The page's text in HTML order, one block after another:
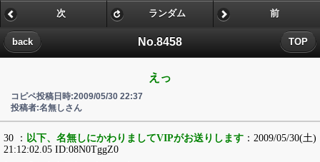
No.8458
back TOP
次 ランダム 前
えっ
コピペ投稿日時:2009/05/30 22:37
投稿者:名無しさん
30 ： 以下、名無しにかわりましてVIPがお送りします ：2009/05/30(土)
21:12:02.05 ID:08N0TggZ0